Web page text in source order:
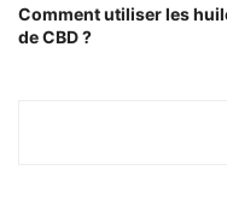
Comment utiliser les
de CBD ?